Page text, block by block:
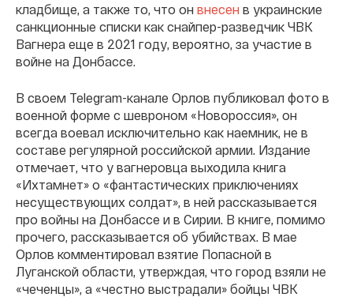
кладбище, а также то, что он внесен в украинские
санкционные списки как снайпер-разведчик ЧВК
Вагнера еще в 2021 году, вероятно, за участие в
войне на Донбассе.
В своем Telegram-канале Орлов публиковал фото в
военной форме с шевроном «Новороссия», он
всегда воевал исключительно как наемник, не в
составе регулярной российской армии. Издание
отмечает, что у вагнеровца выходила книга
«Ихтамнет» о «фантастических приключениях
несуществующих солдат», в ней рассказывается
про войны на Донбассе и в Сирии. В книге, помимо
прочего, рассказывается об убийствах. В мае
Орлов комментировал взятие Попасной в
Луганской области, утверждая, что город взяли не
«чеченцы», а «честно выстрадали» бойцы ЧВК